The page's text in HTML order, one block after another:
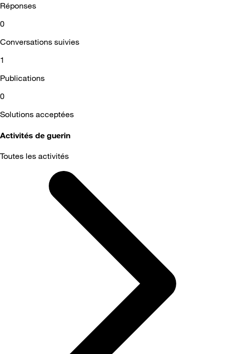
Réponses
0
Conversations suivies
1
Publications
0
Solutions acceptées
Activités de guerin
Toutes les activités